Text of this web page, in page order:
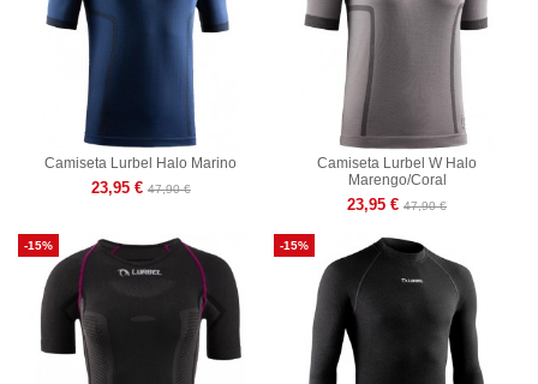
Camiseta Lurbel Halo Marino
23,95 € 47,90 €
Camiseta Lurbel W Halo
Marengo/Coral
23,95 € 47,90 €
-15% -15%